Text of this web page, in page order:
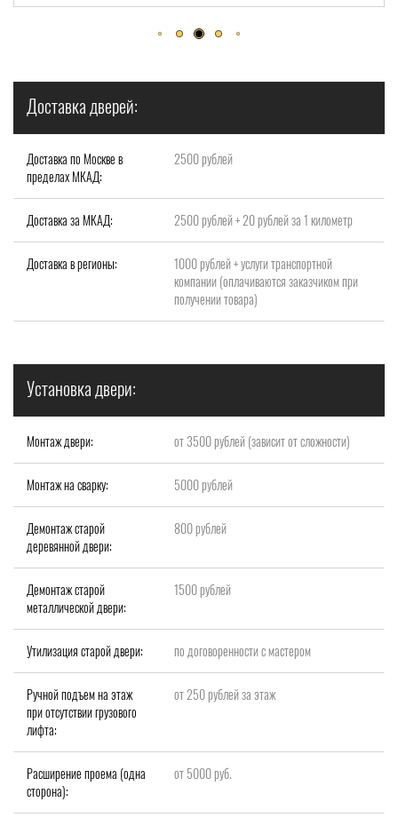
Доставка дверей:
Доставка по Москве в
пределах МКАД:
2500 рублей
Доставка за МКАД: 2500 рублей + 20 рублей за 1 километр
Доставка в регионы:
1000 рублей + услуги транспортной
компании (оплачиваются заказчиком при
получении товара)
Установка двери:
Монтаж двери: от 3500 рублей (зависит от сложности)
Монтаж на сварку: 5000 рублей
Демонтаж старой
деревянной двери:
800 рублей
Демонтаж старой
металлической двери:
1500 рублей
Утилизация старой двери: по договоренности с мастером
Ручной подъем на этаж
при отсутствии грузового
лифта:
от 250 рублей за этаж
Расширение проема (одна
сторона):
от 5000 руб.